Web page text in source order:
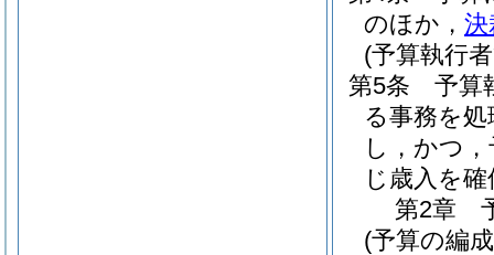
のほか， 決
(予算執行
第5条
予算
る事務を
し，かつ
じ歳入を
第2章
(予算の編